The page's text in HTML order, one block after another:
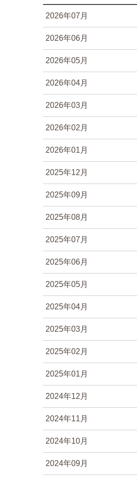
2026年07月
2026年06月
2026年05月
2026年04月
2026年03月
2026年02月
2026年01月
2025年12月
2025年09月
2025年08月
2025年07月
2025年06月
2025年05月
2025年04月
2025年03月
2025年02月
2025年01月
2024年12月
2024年11月
2024年10月
2024年09月